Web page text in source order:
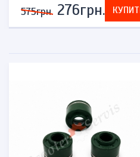
575грн. 276грн.